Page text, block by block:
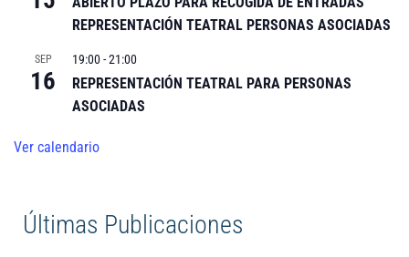
REPRESENTACIÓN TEATRAL PERSONAS ASOCIADAS
SEP
16
19:00-21:00
REPRESENTACIÓN TEATRAL PARA PERSONAS
ASOCIADAS
Ver calendario
Últimas Publicaciones